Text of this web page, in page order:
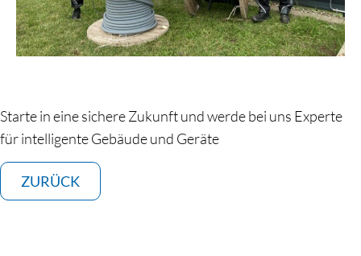
Starte in eine sichere Zukunft und werde bei uns Experte
für intelligente Gebäude und Geräte
ZURÜCK